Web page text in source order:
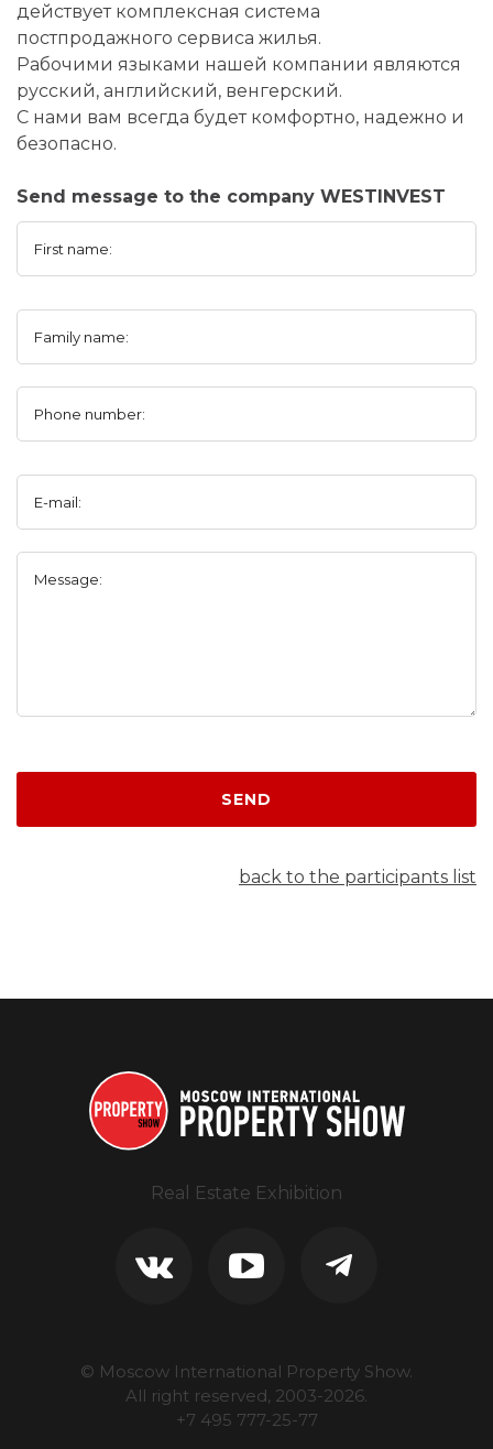
действует комплексная система
постпродажного сервиса жилья.
Рабочими языками нашей компании являются
русский, английский, венгерский.
С нами вам всегда будет комфортно, надежно и
безопасно.
Send message to the company WESTINVEST
First name:
Family name:
Phone number:
E-mail:
Message:
SEND
back to the participants list
Real Estate Exhibition
© Moscow International Property Show.
All right reserved, 2003-2026.
+7 495 777-25-77